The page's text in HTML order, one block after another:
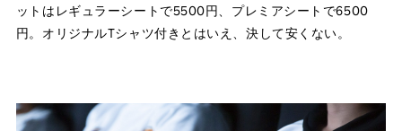
ットはレギュラーシートで5500円、プレミアシートで6500
円。オリジナルTシャツ付きとはいえ、決して安くない。